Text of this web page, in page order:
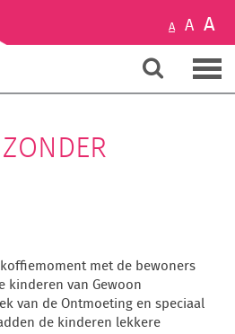
A A A
met de bewoners
kinderen van Gewoon
van de Ontmoeting en speciaal
de kinderen lekkere